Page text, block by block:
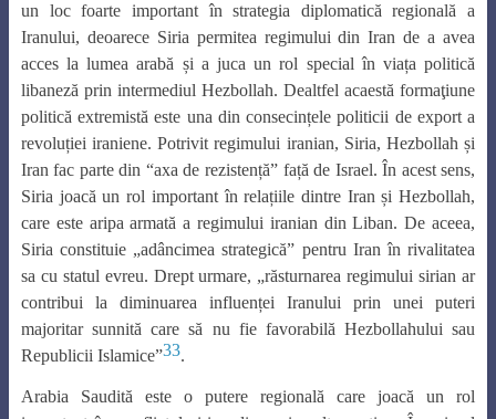
un loc foarte important în strategia diplomatică regională a
Iranului, deoarece Siria permitea regimului din Iran de a avea
acces la lumea arabă și a juca un rol special în viața politică
libaneză prin intermediul Hezbollah. Dealtfel acaestă formaţiune
politică extremistă este una din consecințele politicii de export a
revoluției iraniene. Potrivit regimului iranian, Siria, Hezbollah și
Iran fac parte din “axa de rezistență” față de Israel. În acest sens,
Siria joacă un rol important în relațiile dintre Iran și Hezbollah,
care este aripa armată a regimului iranian din Liban. De aceea,
Siria constituie „adâncimea strategică” pentru Iran în rivalitatea
sa cu statul evreu. Drept urmare, „răsturnarea regimului sirian ar
contribui la diminuarea influenței Iranului prin unei puteri
majoritar sunnită care să nu fie favorabilă Hezbollahului sau
Republicii Islamice”33.
Arabia Saudită este o putere regională care joacă un rol